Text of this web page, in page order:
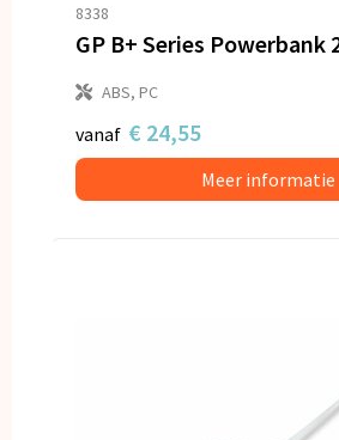
8338
GP B+ Series Powerbank
ABS, PC
vanaf € 24,55
Meer informatie